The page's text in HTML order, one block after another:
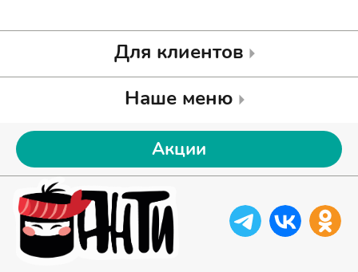
Для клиентов
Наше меню
Акции